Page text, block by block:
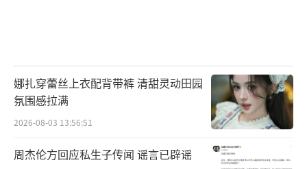
娜扎穿蕾丝上衣配背带裤 清甜灵动田园
氛围感拉满
2026-08-03 13:56:51
周杰伦方回应私生子传闻 谣言已辟谣